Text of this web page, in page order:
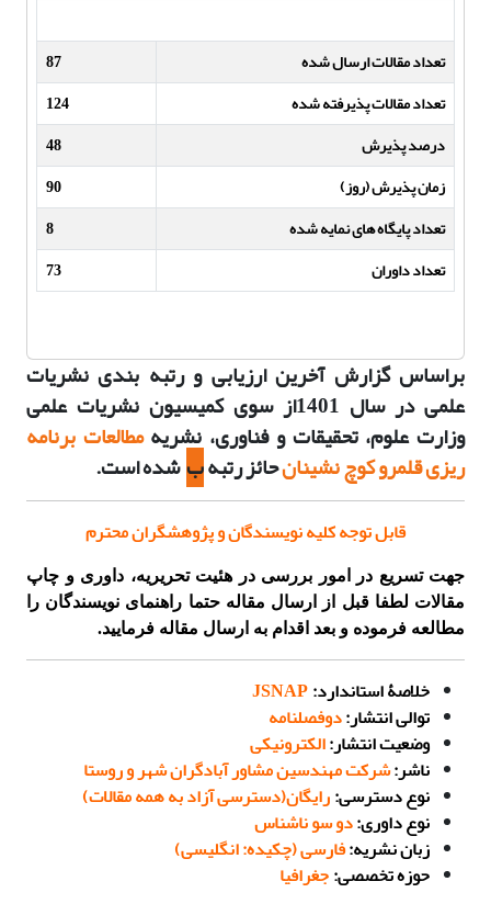
تعداد مقالات ارسال شده
87
تعداد مقالات پذیرفته شده
124
درصد پذیرش
48
زمان پذیرش (روز)
90
تعداد پایگاه های نمایه شده
8
تعداد داوران
73
براساس گزارش آخرین ارزیابی و رتبه بندی نشریات
علمی در سال 1401از سوی کمیسیون نشریات علمی
وزارت علوم، تحقیقات و فناوری، نشریهمطالعات برنامه
ریزی قلمرو کوچ نشینانحائز رتبهبشده است.
قابل توجه کلیه نویسندگان و پژوهشگران محترم
جهت تسریع در امور بررسی در هئیت تحریریه، داوری و چاپ
مقالات لطفا قبل از ارسال مقاله حتما راهنمای نویسندگان را
مطالعه فرموده و بعد اقدام به ارسال مقاله فرمایید.
خلاصۀ استاندارد:JSNAP
توالی انتشار:دوفصلنامه
وضعیت انتشار:الکترونیکی
ناشر:شرکت مهندسین مشاور آبادگران شهر و روستا
نوع دسترسی:رایگان(دسترسی آزاد به همه مقالات)
نوع داوری:دو سو ناشناس
زبان نشریه:فارسی (چکیده: انگلیسی)
حوزه تخصصی:جغرافیا